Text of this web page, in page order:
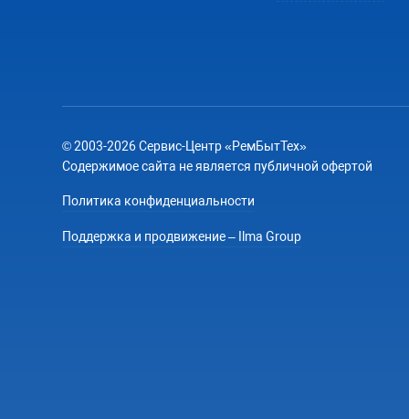
© 2003-2026 Сервис-Центр «РемБытТех»
Содержимое сайта не является публичной офертой
Политика конфиденциальности
Поддержка и продвижение – Ilma Group